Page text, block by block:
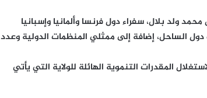
ولد بلال، سفراء دول فرنسا وألمانيا وإسبانيا
دول الساحل، إضافة إلى ممثلي المنظمات الدولية وعدد
المقدرات التنموية الهائلة للولاية التي يأتي